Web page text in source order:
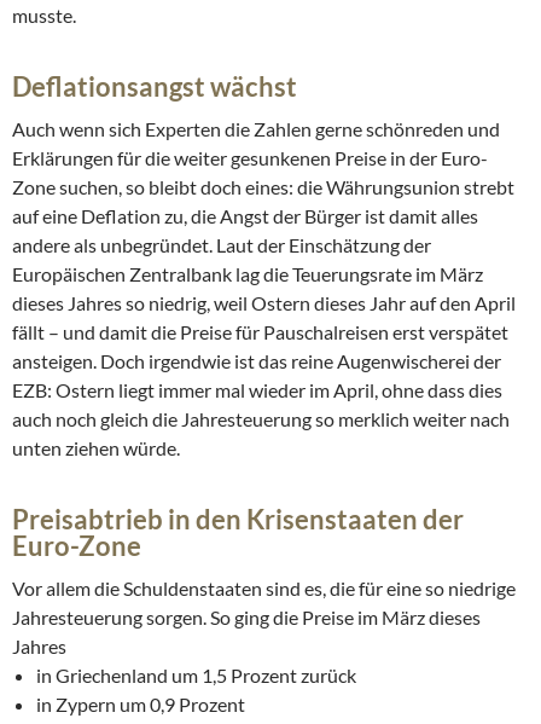
musste.
Deflationsangst wächst
Auch wenn sich Experten die Zahlen gerne schönreden und
Erklärungen für die weiter gesunkenen Preise in der Euro-
Zone suchen, so bleibt doch eines: die Währungsunion strebt
auf eine Deflation zu, die Angst der Bürger ist damit alles
andere als unbegründet. Laut der Einschätzung der
Europäischen Zentralbank lag die Teuerungsrate im März
dieses Jahres so niedrig, weil Ostern dieses Jahr auf den April
fällt – und damit die Preise für Pauschalreisen erst verspätet
ansteigen. Doch irgendwie ist das reine Augenwischerei der
EZB: Ostern liegt immer mal wieder im April, ohne dass dies
auch noch gleich die Jahresteuerung so merklich weiter nach
unten ziehen würde.
Preisabtrieb in den Krisenstaaten der
Euro-Zone
Vor allem die Schuldenstaaten sind es, die für eine so niedrige
Jahresteuerung sorgen. So ging die Preise im März dieses
Jahres
in Griechenland um 1,5 Prozent zurück
in Zypern um 0,9 Prozent